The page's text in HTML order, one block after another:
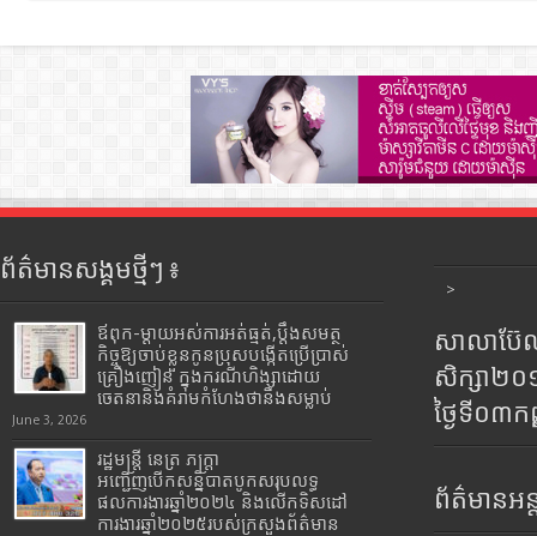
ព័ត៌មានសង្គមថ្មីៗ ៖
ឪពុក-ម្ដាយអស់ការអត់ធ្មត់,ប្ដឹងសមត្ថ
កិច្ចឱ្យចាប់ខ្លួនកូនប្រុសបង្កើតប្រើប្រាស់
គ្រឿងញៀន ក្នុងករណីហិង្សាដោយ
ចេតនានិងគំរាមកំហែងថានឹងសម្លាប់
June 3, 2026
រដ្ឋមន្រ្តី​ នេត្រ​ ភក្ត្រា​
អញ្ជើញបើកសន្និបាតបូកសរុបលទ្ធ
ផលការងារឆ្នាំ២០២៤ និងលើកទិសដៅ
ការងារឆ្នាំ២០២៥របស់​ក្រសួង​ព័ត៌មាន​
>
សាលាប៊ែ
សិក្សា២
ថ្ងៃទី០៣
ព័ត៌មានអន្